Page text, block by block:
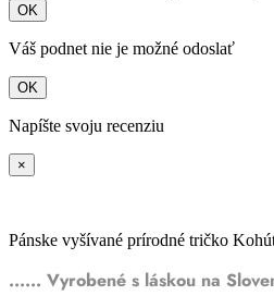
OK
Váš podnet nie je možné odoslať
OK
Napíšte svoju recenziu
×
Pánske vyšívané prírodné tričko
...... Vyrobené s láskou na